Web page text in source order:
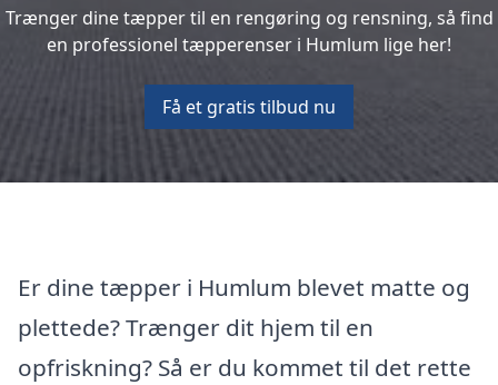
Trænger dine tæpper til en rengøring og rensning, så find
en professionel tæpperenser i Humlum lige her!
Få et gratis tilbud nu
Er dine tæpper i Humlum blevet matte og
plettede? Trænger dit hjem til en
opfriskning? Så er du kommet til det rette